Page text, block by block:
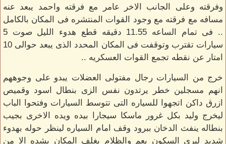
وفرقته وعلى الجانب الاخر عامر مع فرقته واحمد يبعد عنه
مسافه مع فرقته مع وجود القوات المنتشره فى المكان بالكامل
.. فى تمام الساعه 11.55 دقيقه قطع هدوء الليل صوت 5
سيارات تقترب وتوقفت فى المكان المحدد الذى يبعد حوالى 10
امتار عن نقطه تجمع القوات العسكريه ..
خرج من السيارات رجال مفتولى العضلات يبدو على وجوههم
انهم مسجلين خطر يرتدون نفس الزى بنطال اسود وقميص
ازرق داكن اتجهوا للسياره التى تتوسط السيارات وفتحوا الباب
ليخرج وليد بكل غرور ماسكا سيجارا بيده ويده الاخرى بجيب
بنطاله ينفث الدخان ببرود وقف امام السياره لينظر حوله بهدوء
شديد ليرى السكون يعم والظلام يغلف المكان بشده الا من